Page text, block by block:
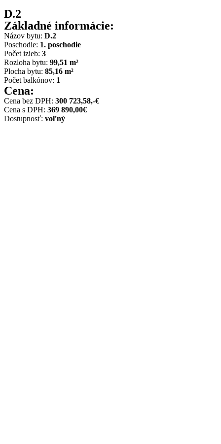
D.2
Základné informácie:
Názov bytu: D.2
Poschodie: 1. poschodie
Počet izieb: 3
Rozloha bytu: 99,51 m²
Plocha bytu: 85,16 m²
Počet balkónov: 1
Cena:
Cena bez DPH: 300 723,58,-€
Cena s DPH: 369 890,00€
Dostupnosť: voľný